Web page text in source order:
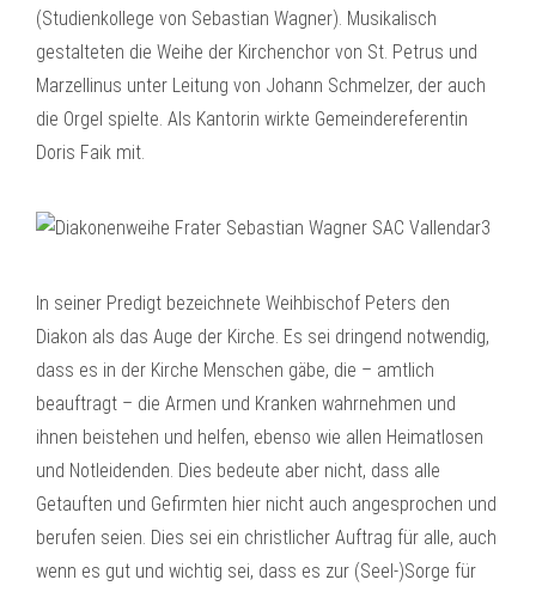
(Studienkollege von Sebastian Wagner). Musikalisch
gestalteten die Weihe der Kirchenchor von St. Petrus und
Marzellinus unter Leitung von Johann Schmelzer, der auch
die Orgel spielte. Als Kantorin wirkte Gemeindereferentin
Doris Faik mit.
In seiner Predigt bezeichnete Weihbischof Peters den
Diakon als das Auge der Kirche. Es sei dringend notwendig,
dass es in der Kirche Menschen gäbe, die – amtlich
beauftragt – die Armen und Kranken wahrnehmen und
ihnen beistehen und helfen, ebenso wie allen Heimatlosen
und Notleidenden. Dies bedeute aber nicht, dass alle
Getauften und Gefirmten hier nicht auch angesprochen und
berufen seien. Dies sei ein christlicher Auftrag für alle, auch
wenn es gut und wichtig sei, dass es zur (Seel-)Sorge für